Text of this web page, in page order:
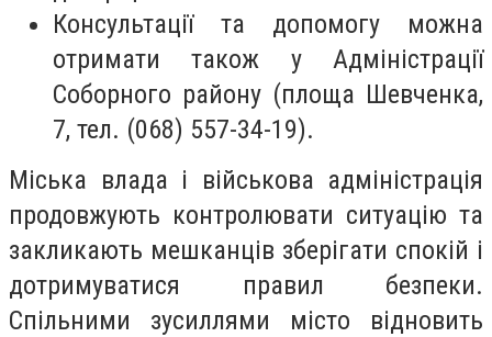
Консультації та допомогу можна
отримати також у Адміністрації
Соборного району (площа Шевченка,
7, тел. (068) 557-34-19).
Міська влада і військова адміністрація
продовжують контролювати ситуацію та
закликають мешканців зберігати спокій і
дотримуватися правил безпеки.
Спільними зусиллями місто відновить